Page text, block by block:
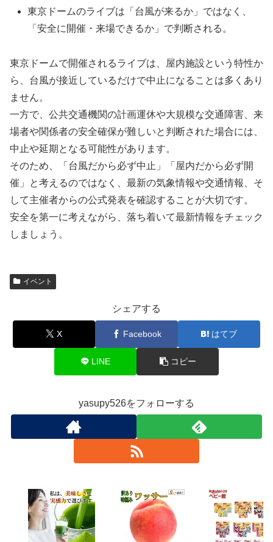
東京ドームのライブは「台風が来るか」ではなく、
「安全に開催・来場できるか」で判断される。
東京ドームで開催されるライブは、屋内施設という特性か
ら、台風が接近しているだけで中止になることは多くあり
ません。
一方で、公共交通機関の計画運休や大規模な交通障害、来
場者や関係者の安全確保が難しいと判断された場合には、
中止や延期となる可能性があります。
そのため、「台風だから必ず中止」「屋内だから必ず開
催」と考えるのではなく、最新の気象情報や交通情報、そ
して主催者からの公式発表を確認することが大切です。
安全を第一に考えながら、落ち着いて最新情報をチェック
しましょう。
イベント
シェアする
X Facebook はてブ
LINE コピー
yasupy526をフォローする